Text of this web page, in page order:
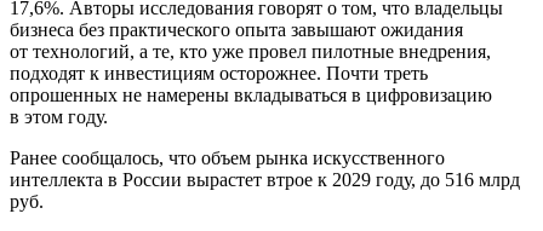
17,6%. Авторы исследования говорят о том, что владельцы
бизнеса без практического опыта завышают ожидания
от технологий, а те, кто уже провел пилотные внедрения,
подходят к инвестициям осторожнее. Почти треть
опрошенных не намерены вкладываться в цифровизацию
в этом году.
Ранее сообщалось, что объем рынка искусственного
интеллекта в России вырастет втрое к 2029 году, до 516 млрд
руб.